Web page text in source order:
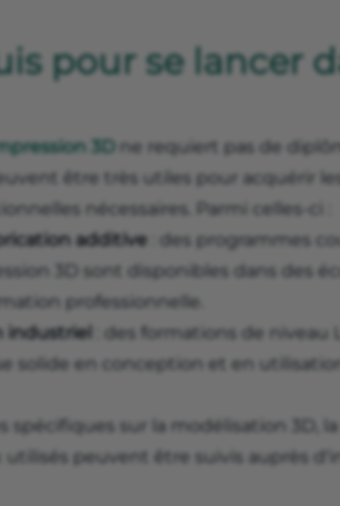
pour se lancer
3Dne requiert pas de
être très utiles pour acquérir
nécessaires. Parmi celles-ci :
additive : des programmes
3D sont disponibles dans des
professionnelle.
industriel
: des formations de niveau
solide en conception et en
spécifiques sur la modélisation 3D,
peuvent être suivis auprès